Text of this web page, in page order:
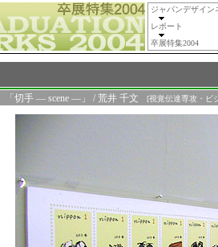
ジャパンデザイン
レポート
卒展特集2004
「切手 — scene —」 / 荒井 千文 [視覚伝達専攻・ビ